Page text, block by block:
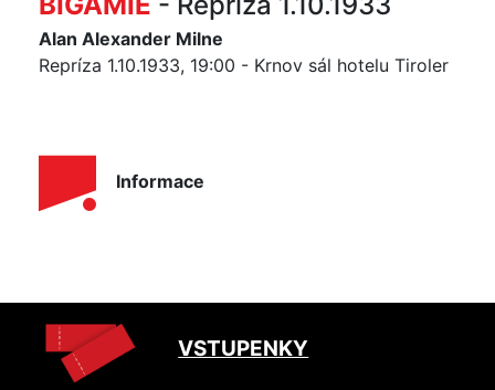
Alan Alexander Milne
Repríza 1.10.1933, 19:00 - Krnov sál hotelu Tiroler
Informace
VSTUPENKY